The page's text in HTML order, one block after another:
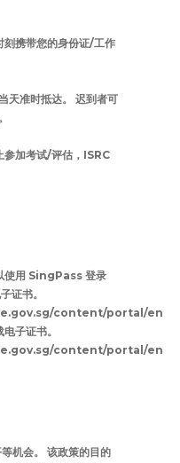
刻携带您的身份证/工作
天准时抵达。 迟到者可
参加考试/评估，ISRC
使用 SingPass 登录
证书。
content/portal/en/
子证书。
content/portal/en/
机会。 该政策的目的